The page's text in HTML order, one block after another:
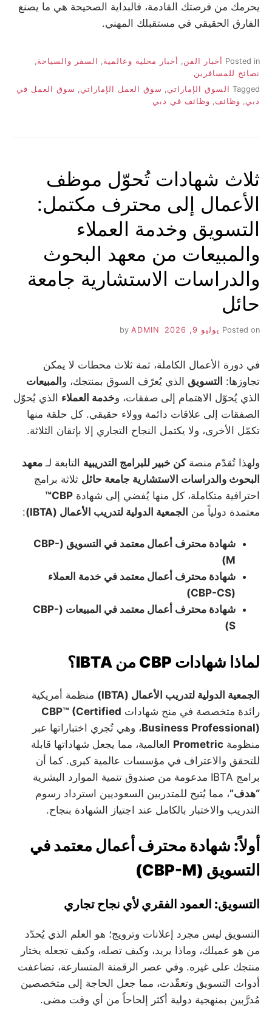
يحرمك من فرصتك القادمة، فالبداية الصحيحة هي ما يصنع
الفارق الحقيقي في مستقبلك المهني.
Posted in أخبار الفن أخبار محلية وعالمية السفر والسياحة
نصائح للمسافرين
Tagged
السوق الإماراتي, سوق العمل الإماراتي, سوق العمل في
دبي, وظائف, وظائف في دبي
ثلاث شهادات تُحوّل موظف
الأعمال إلى محترف مكتمل:
التسويق وخدمة العملاء
والمبيعات من معهد البحوث
والدراسات الاستشارية جامعة
حائل
Posted on يوليو 9, 2026 ADMIN
في دورة الأعمال الكاملة، ثمة ثلاث محطات لا يمكن
تجاوزها: التسويق الذي يُعرّف السوق بمنتجك، و المبيعات
الذي يُحوّل الاهتمام إلى صفقات، وخدمة العملاء الذي يُحوّل
الصفقات إلى علاقات دائمة وولاء حقيقي. كل حلقة منها
تكمّل الأخرى، ولا يكتمل النجاح التجاري إلا بإتقان الثلاثة.
ولهذا تُقدّم منصةكن خبير للبرامج التدريبية التابعة لـ معهد
البحوث والدراسات الاستشارية جامعة حائل ثلاثة برامج
احترافية متكاملة، كل منها يُفضي إلى شهادة CBP™
معتمدة دولياً من الجمعية الدولية لتدريب الأعمال (IBTA) :
شهادة محترف أعمال معتمد في التسويق (CBP-
M)
شهادة محترف أعمال معتمد في خدمة العملاء
(CBP-CS)
شهادة محترف أعمال معتمد في المبيعات (CBP-
S)
لماذا شهادات CBP من IBTA؟
الجمعية الدولية لتدريب الأعمال (IBTA)
منظمة أمريكية
رائدة متخصصة في منح شهادات CBP™ (Certified
Business Professional)، وهي تُجري اختباراتها عبر
منظومة Prometric العالمية، مما يجعل شهاداتها قابلة
للتحقق والاعتراف في مؤسسات عالمية كبرى. كما أن
برامج IBTA مدعومة من صندوق تنمية الموارد البشرية
“هدف”، مما يُتيح للمتدربين السعوديين استرداد رسوم
التدريب والاختبار بالكامل عند اجتياز الشهادة بنجاح.
أولاً: شهادة محترف أعمال معتمد في
التسويق (CBP-M)
التسويق: العمود الفقري لأي نجاح تجاري
التسويق ليس مجرد إعلانات وترويج؛ هو العلم الذي يُحدّد
من هو عميلك، وماذا يريد، وكيف تصله، وكيف تجعله يختار
منتجك على غيره. وفي عصر الرقمنة المتسارعة، تضاعفت
أدوات التسويق وتعقّدت، مما جعل الحاجة إلى متخصصين
مُدرَّبين بمنهجية دولية أكثر إلحاحاً من أي وقت مضى.